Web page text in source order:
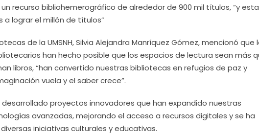
recurso bibliohemerográfico de alrededor de 900 mil títulos, “y
lograr el millón de títulos”
de la UMSNH, Silvia Alejandra Manríquez Gómez, mencionó que
han hecho posible que los espacios de lectura sean más
libros, “han convertido nuestras bibliotecas en refugios de paz y
vuela y el saber crece”.
proyectos innovadores que han expandido nuestras
avanzadas, mejorando el acceso a recursos digitales y se ha
iniciativas culturales y educativas.